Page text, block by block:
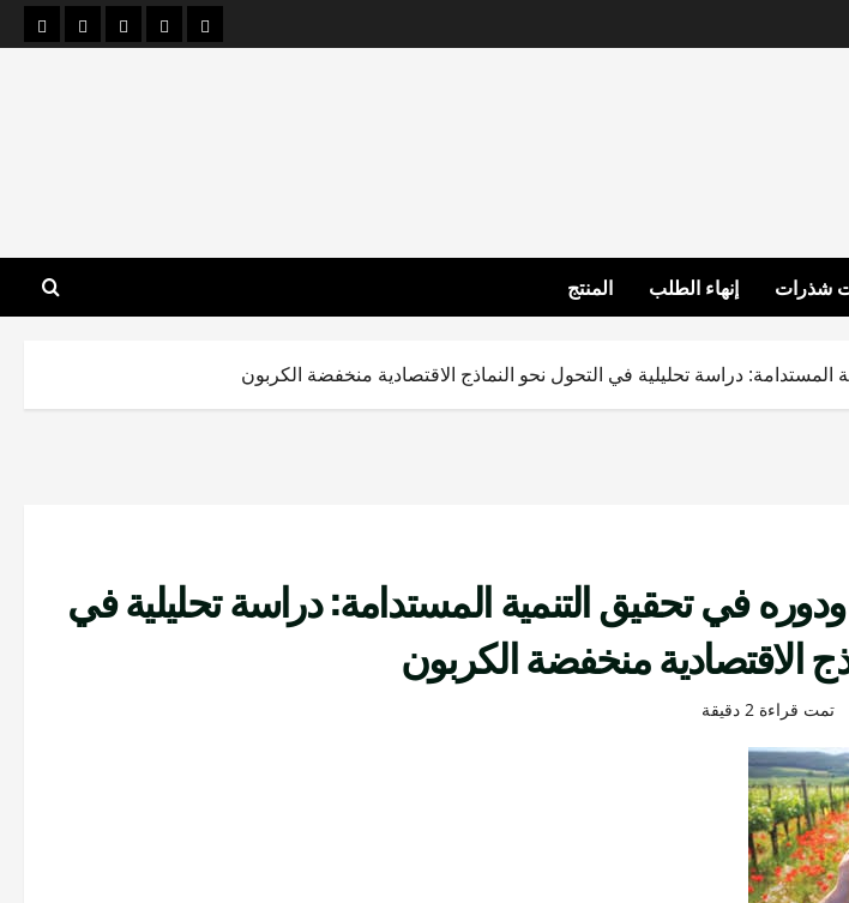
الصفحةقضاياالإنسانيات
الاقتصاد
شذرات إنهاء الطلب المنتج
المستدامة: دراسة تحليلية في التحول نحو النماذج الاقتصادية منخفضة الكربون
في تحقيق التنمية المستدامة: دراسة تحليلية في
الاقتصادية منخفضة الكربون
تمت قراءة 2 دقيقة